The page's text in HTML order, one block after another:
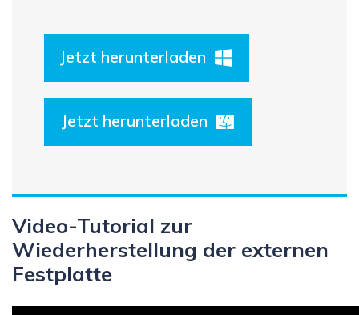
Jetzt herunterladen
Jetzt herunterladen
Video-Tutorial zur
Wiederherstellung der externen
Festplatte